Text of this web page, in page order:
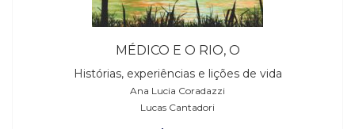
MÉDICO E O RIO, O
Histórias, experiências e lições de vida
Ana Lucia Coradazzi
Lucas Cantadori